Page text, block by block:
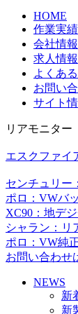
HOME
作業実績
会社情報
求人情報
よくあ
お問い
サイト
リアモニター
エスクファイ
センチュリー
ポロ：VWバ
XC90：地デ
シャラン：リ
ポロ：VW純
お問い合わせ
NEWS
新
新